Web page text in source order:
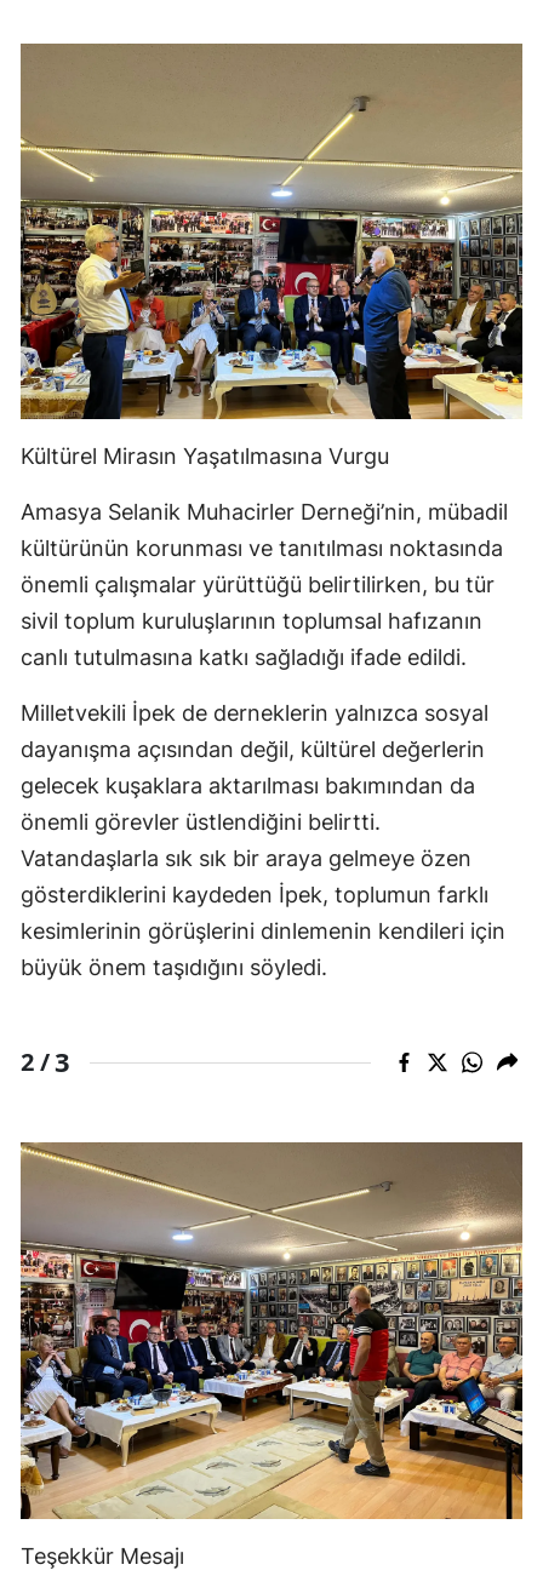
Kültürel Mirasın Yaşatılmasına Vurgu
Amasya Selanik Muhacirler Derneği’nin, mübadil
kültürünün korunması ve tanıtılması noktasında
önemli çalışmalar yürüttüğü belirtilirken, bu tür
sivil toplum kuruluşlarının toplumsal hafızanın
canlı tutulmasına katkı sağladığı ifade edildi.
Milletvekili İpek de derneklerin yalnızca sosyal
dayanışma açısından değil, kültürel değerlerin
gelecek kuşaklara aktarılması bakımından da
önemli görevler üstlendiğini belirtti.
Vatandaşlarla sık sık bir araya gelmeye özen
gösterdiklerini kaydeden İpek, toplumun farklı
kesimlerinin görüşlerini dinlemenin kendileri için
büyük önem taşıdığını söyledi.
2 /3
Teşekkür Mesajı